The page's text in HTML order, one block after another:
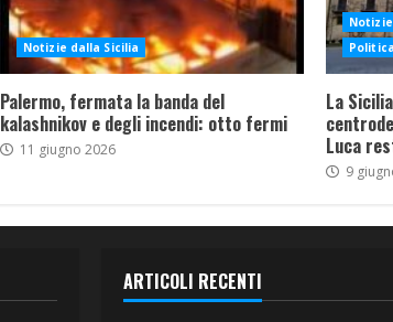
Notizie dalla Sicilia
Palermo, fermata la banda del
kalashnikov e degli incendi: otto fermi
11 giugno 2026
La
Luca
9
ARTICOLI RECENTI